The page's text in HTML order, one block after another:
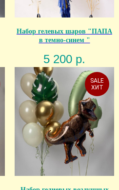
Набор гелевых шаров "ПАПА
в темно-синем "
5 200 р.
SALE
ХИТ